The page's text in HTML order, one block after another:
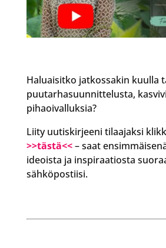
Haluaisitko jatkossakin kuulla
puutarhasuunnittelusta,
pihaoivalluksia?
Liity uutiskirjeeni tilaajaksi
>>tästä<<– saat
ideoista ja inspiraatiosta
sähköpostiisi.